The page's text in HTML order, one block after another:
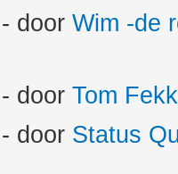
- door Wim -de
- door Tom
- door Status